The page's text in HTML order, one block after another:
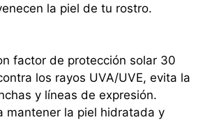
la piel de tu rostro.
factor de protección solar 30
los rayos UVA/UVE, evita la
y líneas de expresión.
mantener la piel hidratada y